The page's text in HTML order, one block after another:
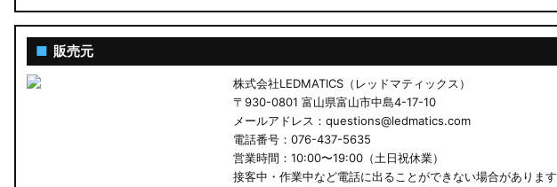
GN0W アウトランダー
GK1W/GK9W エクリプスクロス
CV1W デリカD:5
B34W/B35W/B37W/B38W ekクロススペース
■ 販売元
株式会社LEDMATICS（レッドマティックス）
〒930-0801 富山県富山市中島4-17-10
メールアドレス：questions@ledmatics.com
電話番号：076-437-5635
営業時間：10:00〜19:00（土日祝休業）
接客中・作業中など電話に出ることができない場合があります